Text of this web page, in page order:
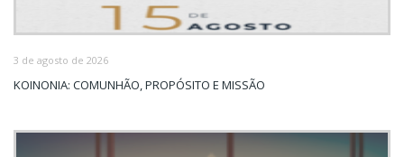
3 de agosto de 2026
KOINONIA: COMUNHÃO, PROPÓSITO E MISSÃO